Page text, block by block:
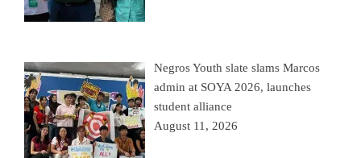
Negros Youth slate slams Marcos
admin at SOYA 2026, launches
student alliance
August 11, 2026